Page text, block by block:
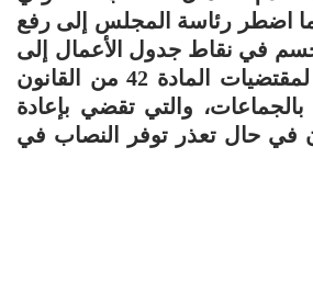
مما اضطر رئاسة المجلس إلى رفع
في نقاط جدول الأعمال إلى
موعد لاحق، طبقا لمقتضيات المادة 42 من القانون
بالجماعات، والتي تقضي بإعادة
في حال تعذر توفر النصاب في